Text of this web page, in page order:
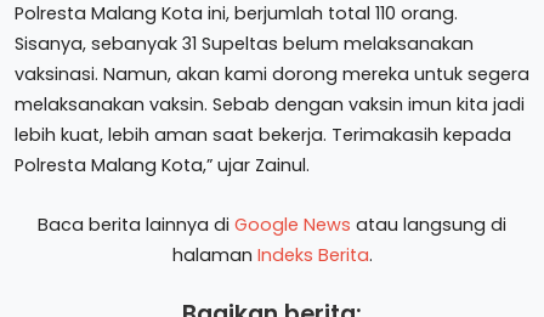
Polresta Malang Kota ini, berjumlah total 110 orang.
Sisanya, sebanyak 31 Supeltas belum melaksanakan
vaksinasi. Namun, akan kami dorong mereka untuk segera
melaksanakan vaksin. Sebab dengan vaksin imun kita jadi
lebih kuat, lebih aman saat bekerja. Terimakasih kepada
Polresta Malang Kota,” ujar Zainul.
Baca berita lainnya di Google News atau langsung di
halaman Indeks Berita.